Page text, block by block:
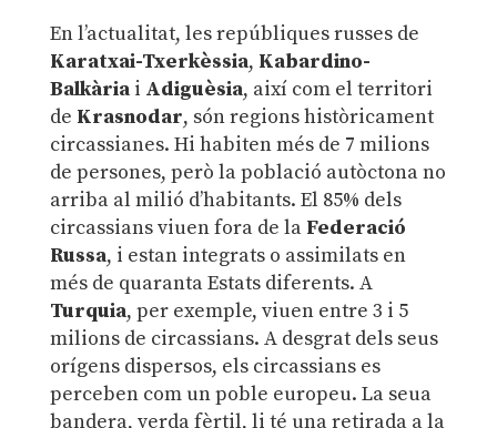
En l’actualitat, les repúbliques russes de
Karatxai-Txerkèssia, Kabardino-
Balkàriai Adiguèsia, així com el territori
de Krasnodar, són regions històricament
circassianes. Hi habiten més de 7 milions
de persones, però la població autòctona no
arriba al milió d’habitants. El 85% dels
circassians viuen fora de la Federació
Russa, i estan integrats o assimilats en
més de quaranta Estats diferents. A
Turquia, per exemple, viuen entre 3 i 5
milions de circassians. A desgrat dels seus
orígens dispersos, els circassians es
perceben com un poble europeu. La seua
bandera, verda fèrtil, li té una retirada a la